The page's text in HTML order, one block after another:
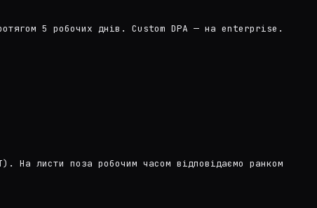
5 робочих днів. Custom DPA — на enterprise.
На листи поза робочим часом відповідаємо ранком